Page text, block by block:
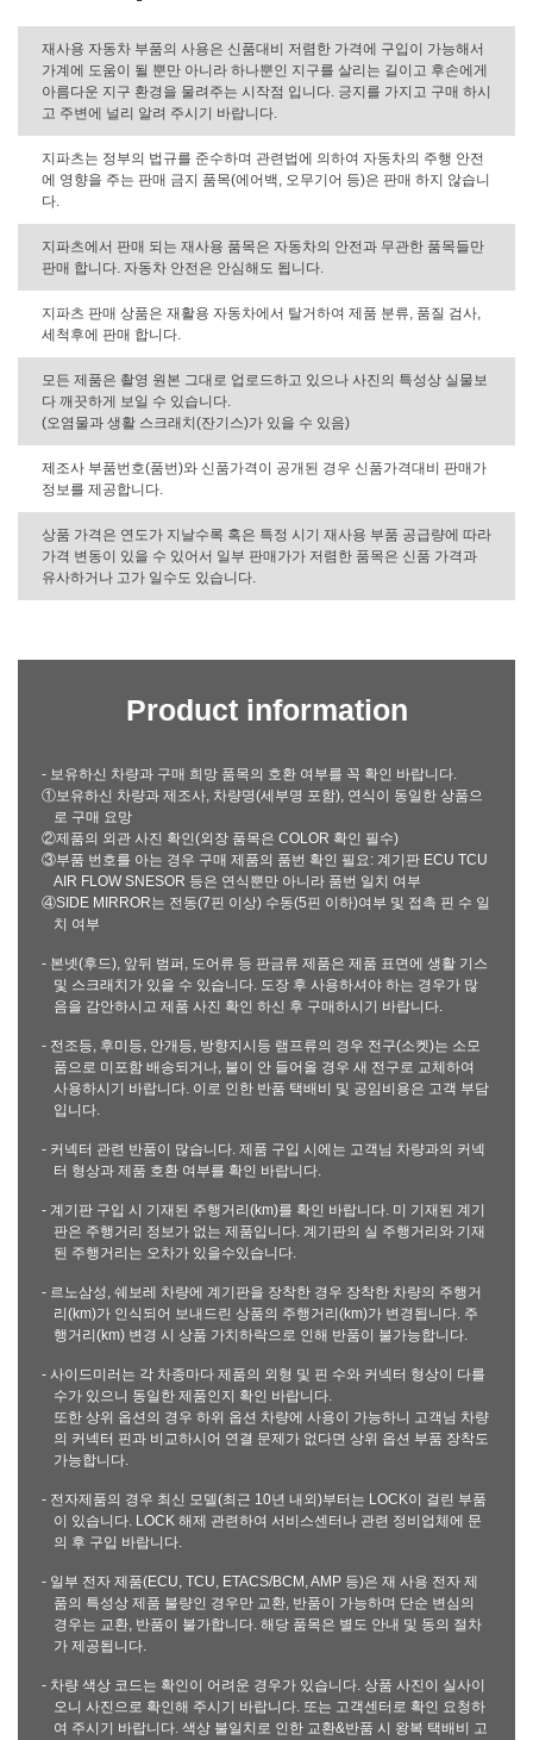
재사용 자동차 부품의 사용은 신품대비 저렴한 가격에 구입이 가능해서
가계에 도움이 될 뿐만 아니라 하나뿐인 지구를 살리는 길이고 후손에게
아름다운 지구 환경을 물려주는 시작점 입니다. 긍지를 가지고 구매 하시
고 주변에 널리 알려 주시기 바랍니다.
지파츠는 정부의 법규를 준수하며 관련법에 의하여 자동차의 주행 안전
에 영향을 주는 판매 금지 품목(에어백, 오무기어 등)은 판매 하지 않습니
다.
지파츠에서 판매 되는 재사용 품목은 자동차의 안전과 무관한 품목들만
판매 합니다. 자동차 안전은 안심해도 됩니다.
지파츠 판매 상품은 재활용 자동차에서 탈거하여 제품 분류, 품질 검사,
세척후에 판매 합니다.
모든 제품은 촬영 원본 그대로 업로드하고 있으나 사진의 특성상 실물보
다 깨끗하게 보일 수 있습니다.
(오염물과 생활 스크래치(잔기스)가 있을 수 있음)
제조사 부품번호(품번)와 신품가격이 공개된 경우 신품가격대비 판매가
정보를 제공합니다.
상품 가격은 연도가 지날수록 혹은 특정 시기 재사용 부품 공급량에 따라
가격 변동이 있을 수 있어서 일부 판매가가 저렴한 품목은 신품 가격과
유사하거나 고가 일수도 있습니다.
Product information
- 보유하신 차량과 구매 희망 품목의 호환 여부를 꼭 확인 바랍니다.
①보유하신 차량과 제조사, 차량명(세부명 포함), 연식이 동일한 상품으
로 구매 요망
②제품의 외관 사진 확인(외장 품목은 COLOR 확인 필수)
③부품 번호를 아는 경우 구매 제품의 품번 확인 필요: 계기판 ECU TCU
AIR FLOW SNESOR 등은 연식뿐만 아니라 품번 일치 여부
④SIDE MIRROR는 전동(7핀 이상) 수동(5핀 이하)여부 및 접촉 핀 수 일
치 여부
- 본넷(후드), 앞뒤 범퍼, 도어류 등 판금류 제품은 제품 표면에 생활 기스
및 스크래치가 있을 수 있습니다. 도장 후 사용하셔야 하는 경우가 많
음을 감안하시고 제품 사진 확인 하신 후 구매하시기 바랍니다.
- 전조등, 후미등, 안개등, 방향지시등 램프류의 경우 전구(소켓)는 소모
품으로 미포함 배송되거나, 불이 안 들어올 경우 새 전구로 교체하여
사용하시기 바랍니다. 이로 인한 반품 택배비 및 공임비용은 고객 부담
입니다.
- 커넥터 관련 반품이 많습니다. 제품 구입 시에는 고객님 차량과의 커넥
터 형상과 제품 호환 여부를 확인 바랍니다.
- 계기판 구입 시 기재된 주행거리(km)를 확인 바랍니다. 미 기재된 계기
판은 주행거리 정보가 없는 제품입니다. 계기판의 실 주행거리와 기재
된 주행거리는 오차가 있을수있습니다.
- 르노삼성, 쉐보레 차량에 계기판을 장착한 경우 장착한 차량의 주행거
리(km)가 인식되어 보내드린 상품의 주행거리(km)가 변경됩니다. 주
행거리(km) 변경 시 상품 가치하락으로 인해 반품이 불가능합니다.
- 사이드미러는 각 차종마다 제품의 외형 및 핀 수와 커넥터 형상이 다를
수가 있으니 동일한 제품인지 확인 바랍니다.
또한 상위 옵션의 경우 하위 옵션 차량에 사용이 가능하니 고객님 차량
의 커넥터 핀과 비교하시어 연결 문제가 없다면 상위 옵션 부품 장착도
가능합니다.
- 전자제품의 경우 최신 모델(최근 10년 내외)부터는 LOCK이 걸린 부품
이 있습니다. LOCK 해제 관련하여 서비스센터나 관련 정비업체에 문
의 후 구입 바랍니다.
- 일부 전자 제품(ECU, TCU, ETACS/BCM, AMP 등)은 재 사용 전자 제
품의 특성상 제품 불량인 경우만 교환, 반품이 가능하며 단순 변심의
경우는 교환, 반품이 불가합니다. 해당 품목은 별도 안내 및 동의 절차
가 제공됩니다.
- 차량 색상 코드는 확인이 어려운 경우가 있습니다. 상품 사진이 실사이
오니 사진으로 확인해 주시기 바랍니다. 또는 고객센터로 확인 요청하
여 주시기 바랍니다. 색상 불일치로 인한 교환&반품 시 왕복 택배비 고